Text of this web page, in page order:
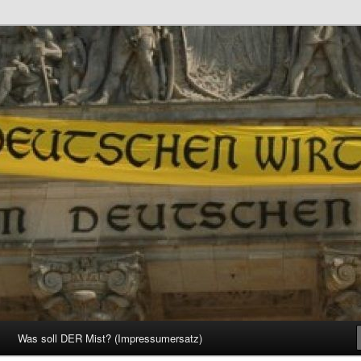
Was soll DER Mist? (Impressumersatz)